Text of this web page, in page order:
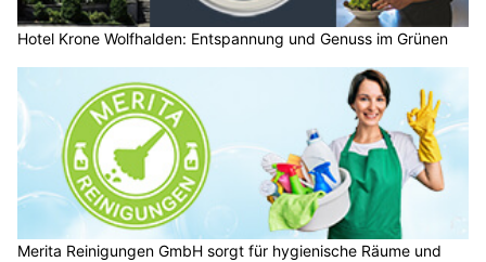
Hotel Krone Wolfhalden: Entspannung und Genuss im Grünen
Merita Reinigungen GmbH sorgt für hygienische Räume und